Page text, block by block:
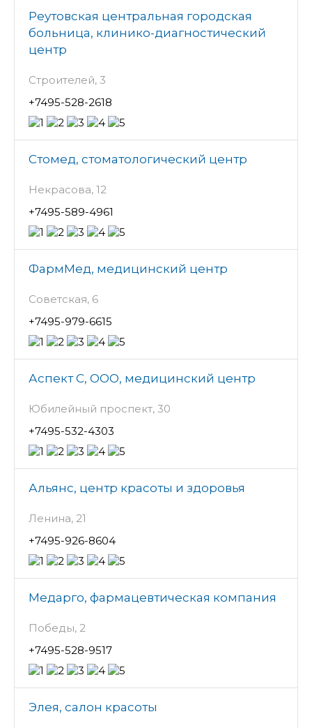
Реутовская центральная городская
больница, клинико-диагностический
центр
Строителей, 3
+7495-528-2618
Стомед, стоматологический центр
Некрасова, 12
+7495-589-4961
ФармМед, медицинский центр
Советская, 6
+7495-979-6615
Аспект С, ООО, медицинский центр
Юбилейный проспект, 30
+7495-532-4303
Альянс, центр красоты и здоровья
Ленина, 21
+7495-926-8604
Медарго, фармацевтическая компания
Победы, 2
+7495-528-9517
Элея, салон красоты